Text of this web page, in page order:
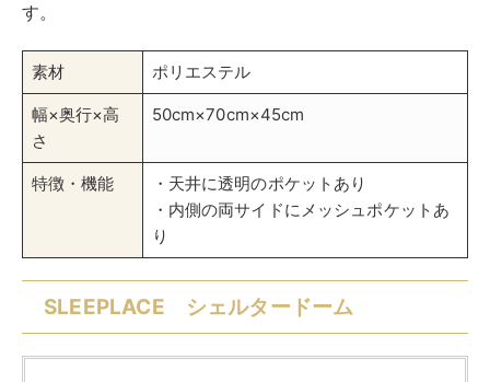
す。
素材 ポリエステル
幅×奥行×高
さ
50cm×70cm×45cm
特徴・機能
・天井に透明のポケットあり
・内側の両サイドにメッシュポケットあ
り
SLEEPLACE シェルタードーム